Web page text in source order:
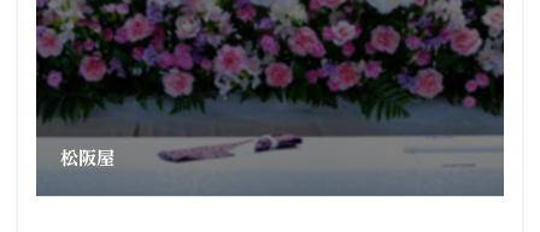
松阪屋